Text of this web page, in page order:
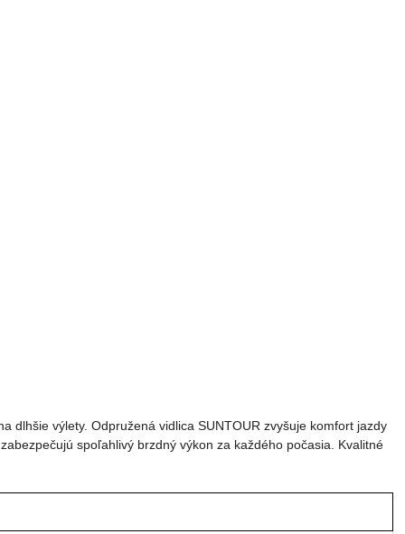
dlhšie výlety. Odpružená vidlica SUNTOUR zvyšuje komfort jazdy
spoľahlivý brzdný výkon za každého počasia. Kvalitné